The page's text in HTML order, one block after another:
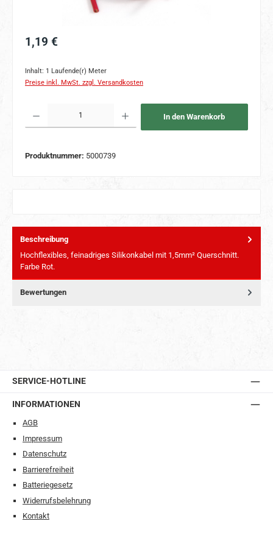
Regulärer Preis:
1,19 €
Inhalt: 1 Laufende(r) Meter
Preise inkl. MwSt. zzgl. Versandkosten
In den Warenkorb
Produktnummer: 5000739
Beschreibung
Hochflexibles, feinadriges Silikonkabel mit 1,5mm² Querschnitt.
Farbe Rot.
Bewertungen
SERVICE-HOTLINE
INFORMATIONEN
AGB
Impressum
Datenschutz
Barrierefreiheit
Batteriegesetz
Widerrufsbelehrung
Kontakt